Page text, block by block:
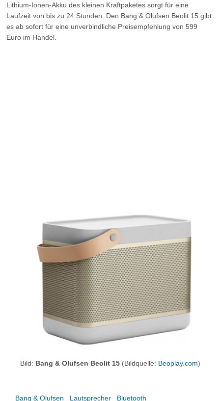
Lithium-Ionen-Akku des kleinen Kraftpaketes sorgt für eine
Laufzeit von bis zu 24 Stunden. Den Bang & Olufsen Beolit 15 gibt
es ab sofort für eine unverbindliche Preisempfehlung von 599
Euro im Handel.
Bild: Bang & Olufsen Beolit 15 (Bildquelle: Beoplay.com)
Bang & Olufsen Lautsprecher Bluetooth